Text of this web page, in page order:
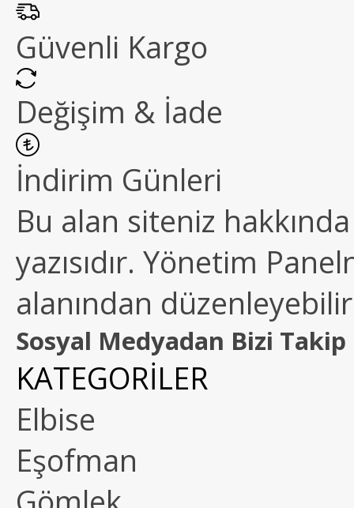
Güvenli Kargo
Değişim & İade
İndirim Günleri
Bu alan siteniz
yazısıdır. Yönetim
alanından
Sosyal Medyadan Bizi Takip
KATEGORİLER
Elbise
Eşofman